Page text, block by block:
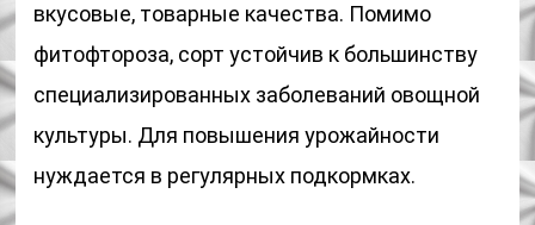
вкусовые, товарные качества. Помимо
фитофтороза, сорт устойчив к большинству
специализированных заболеваний овощной
культуры. Для повышения урожайности
нуждается в регулярных подкормках.